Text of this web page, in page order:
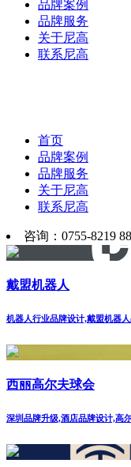
品牌案例
品牌服务
关于尼高
联系尼高
首页
品牌案例
品牌服务
关于尼高
联系尼高
咨询：0755-8219
戴盟机器人
机器人行业品牌设计,戴盟机器
西丽高尔夫球会
深圳品牌升级,酒店品牌设计,高